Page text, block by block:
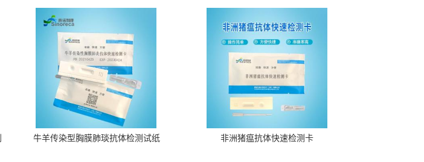
牛羊传染型胸膜肺琰抗体检测试纸 非洲猪瘟抗体快速检测卡